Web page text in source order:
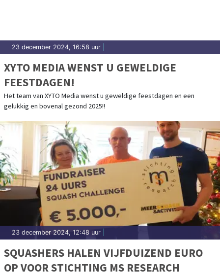
23 december 2024, 16:58 uur
XYTO MEDIA WENST U GEWELDIGE
FEESTDAGEN!
Het team van XYTO Media wenst u geweldige feestdagen en een
gelukkig en bovenal gezond 2025!!
23 december 2024, 12:48 uur
SQUASHERS HALEN VIJFDUIZEND EURO
OP VOOR STICHTING MS RESEARCH